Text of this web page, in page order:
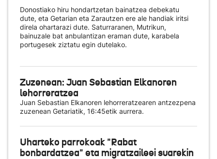
Donostiako hiru hondartzetan bainatzea debekatu
dute, eta Getarian eta Zarautzen ere ale handiak iritsi
direla ohartarazi dute. Saturraranen, Mutrikun,
bainuzale bat anbulantizan eraman dute, karabela
portugesek ziztatu egin dutelako.
Zuzenean: Juan Sebastian Elkanoren
lehorreratzea
Juan Sebastian Elkanoren lehorreratzearen antzezpena
zuzenean Getariatik, 16:45etik aurrera.
Uharteko parrokoak "Rabat
bonbardatzea" eta migratzaileei suarekin